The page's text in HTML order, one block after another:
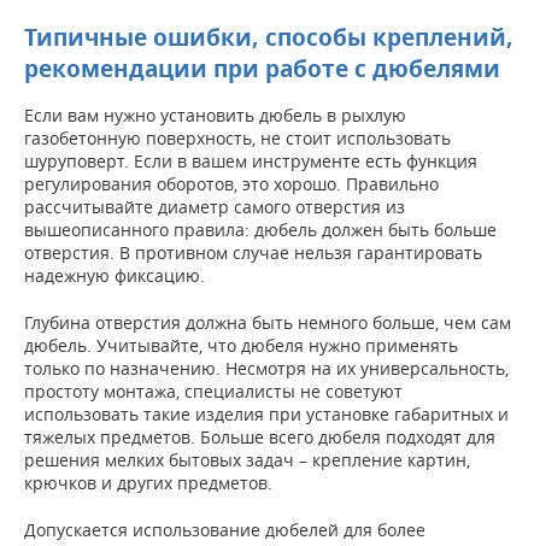
Типичные ошибки, способы креплений,
рекомендации при работе с дюбелями
Если вам нужно установить дюбель в рыхлую
газобетонную поверхность, не стоит использовать
шуруповерт. Если в вашем инструменте есть функция
регулирования оборотов, это хорошо. Правильно
рассчитывайте диаметр самого отверстия из
вышеописанного правила: дюбель должен быть больше
отверстия. В противном случае нельзя гарантировать
надежную фиксацию.
Глубина отверстия должна быть немного больше, чем сам
дюбель. Учитывайте, что дюбеля нужно применять
только по назначению. Несмотря на их универсальность,
простоту монтажа, специалисты не советуют
использовать такие изделия при установке габаритных и
тяжелых предметов. Больше всего дюбеля подходят для
решения мелких бытовых задач – крепление картин,
крючков и других предметов.
Допускается использование дюбелей для более